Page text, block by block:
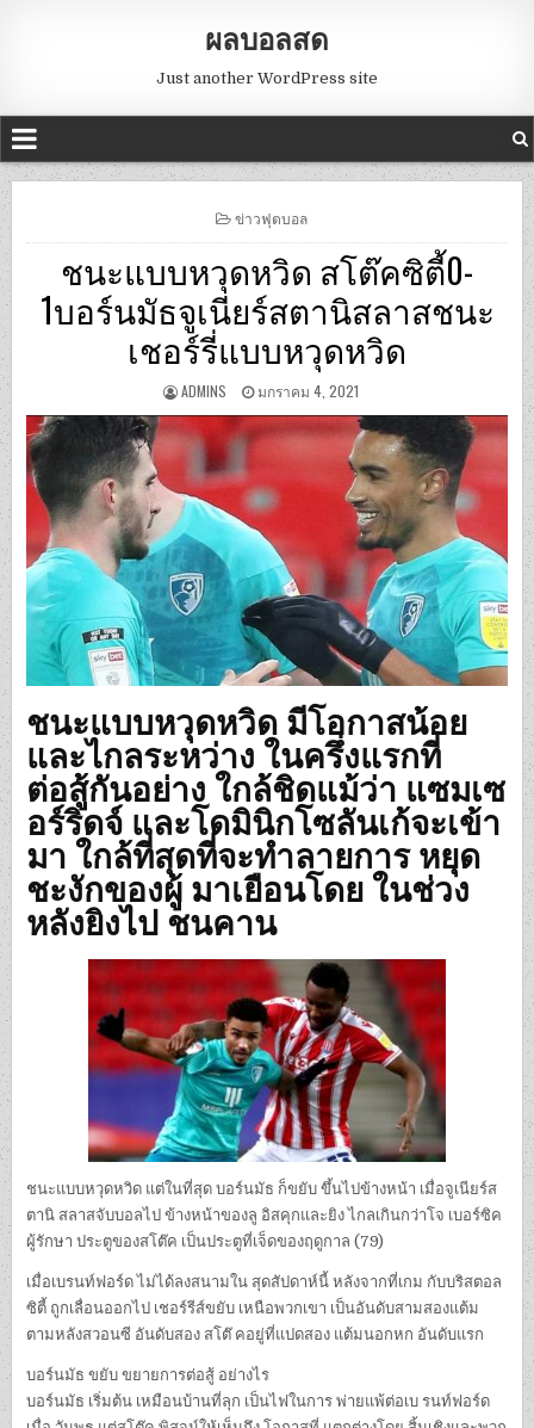
ผลบอลสด
Just another WordPress site
POSTED
ข่าวฟุตบอล
ชนะแบบหวุดหวิด สโต๊คซิตี้0-
1บอร์นมัธจูเนียร์สตานิสลาสชนะ
เชอร์รี่แบบหวุดหวิด
ADMINS มกราคม 4, 2021
ชนะแบบหวุดหวิด มีโอกาสน้อย
และไกลระหว่าง ในครึ่งแรกที่
ต่อสู้กันอย่าง ใกล้ชิดแม้ว่า แซมเซ
อร์ริดจ์ และโดมินิกโซลันเก้จะเข้า
มา ใกล้ที่สุดที่จะทำลายการ หยุด
ชะงักของผู้ มาเยือนโดย ในช่วง
หลังยิงไป ชนคาน
ชนะแบบหวุดหวิด แต่ในที่สุด บอร์นมัธ ก็ขยับ ขึ้นไปข้างหน้า เมื่อจูเนียร์ส
ตานิ สลาสจับบอลไป ข้างหน้าของลู อิสคุกและยิง ไกลเกินกว่าโจ เบอร์ซิค
ผู้รักษา ประตูของสโต๊ค เป็นประตูที่เจ็ดของฤดูกาล (79)
เมื่อเบรนท์ฟอร์ด ไม่ได้ลงสนามใน สุดสัปดาห์นี้ หลังจากที่เกม กับบริสตอล
ซิตี้ ถูกเลื่อนออกไป เชอร์รีส์ขยับ เหนือพวกเขา เป็นอันดับสามสองแต้ม
ตามหลังสวอนซี อันดับสอง สโต๊ คอยู่ที่แปดสอง แต้มนอกหก อันดับแรก
บอร์นมัธ ขยับ ขยายการต่อสู้ อย่างไร
บอร์นมัธ เริ่มต้น เหมือนบ้านที่ลุก เป็นไฟในการ พ่ายแพ้ต่อเบ รนท์ฟอร์ด